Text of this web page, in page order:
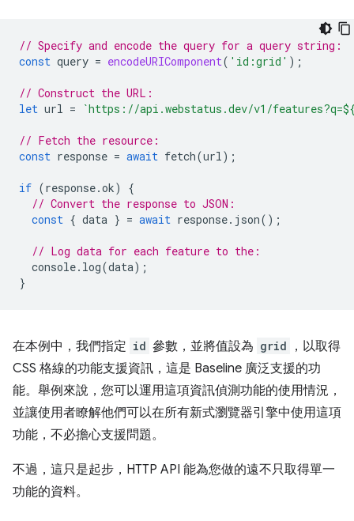
// Specify and encode the query for a query string:
const query = encodeURIComponent( 'id:grid' );
// Construct the URL:
let url = `https://api.webstatus.dev/v1/features?q=
// Fetch the resource:
const response = await fetch(url);
if (response.ok)
{
// Convert the response to JSON:
const { data } = await response. json();
// Log data for each feature to the:
console. log(data);
}
在本例中，我們指定 id 參數，並將值設為 grid
，以取得
CSS 格線的功能支援資訊，這是 Baseline 廣泛支援的功
能。舉例來說，您可以運用這項資訊偵測功能的使用情況，
並讓使用者瞭解他們可以在所有新式瀏覽器引擎中使用這項
功能，不必擔心支援問題。
不過，這只是起步，HTTP API 能為您做的遠不只取得單一
功能的資料。